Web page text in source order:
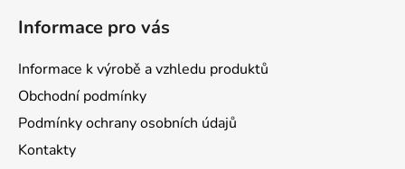
Informace pro vás
Informace k výrobě a vzhledu produktů
Obchodní podmínky
Podmínky ochrany osobních údajů
Kontakty